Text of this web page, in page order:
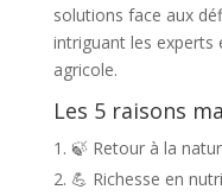
solutions face aux
intriguant les experts
agricole.
Les 5 raisons
🍃 Retour à la
💪 Richesse en